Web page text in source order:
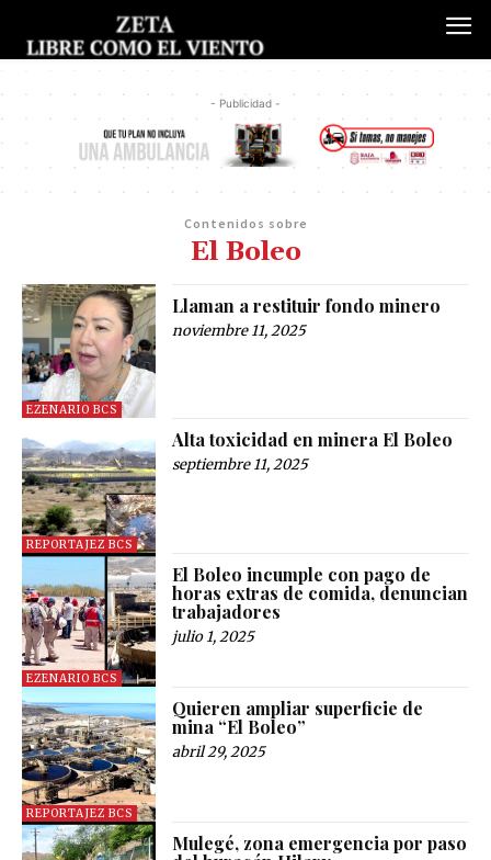
- Publicidad -
Contenidos sobre
El Boleo
EZENARIO BCS
Llaman a restituir fondo minero
noviembre 11, 2025
REPORTAJEZ BCS
Alta toxicidad en minera El Boleo
septiembre 11, 2025
EZENARIO BCS
El Boleo incumple con pago de
horas extras de comida, denuncian
trabajadores
julio 1, 2025
REPORTAJEZ BCS
Quieren ampliar superficie de
mina “El Boleo”
abril 29, 2025
Mulegé, zona emergencia por paso